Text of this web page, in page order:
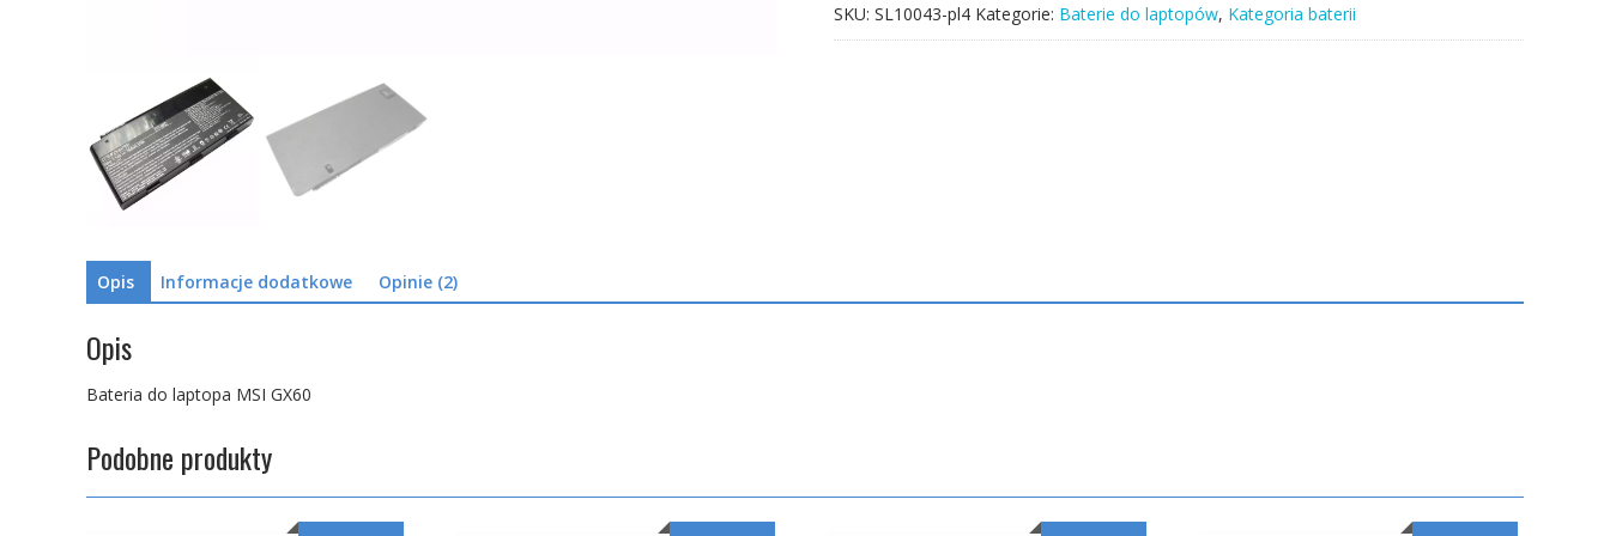
SKU: SL10043-pl4 Kategorie: Baterie do laptopów, Kategoria baterii
Opis Informacje dodatkowe Opinie (2)
Opis
Bateria do laptopa MSI GX60
Podobne produkty